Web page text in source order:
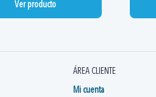
Ver producto
ÁREA CLIENTE
Mi cuenta